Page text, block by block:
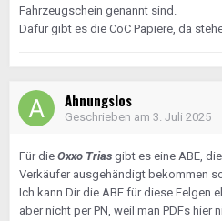
Fahrzeugschein genannt sind.
Dafür gibt es die CoC Papiere, da
Ahnungslos
Geschrieben am 3. Juli 2025
Für die Oxxo Trias gibt es eine ABE,
Verkäufer ausgehändigt bekommen
Ich kann Dir die ABE für diese Felgen
aber nicht per PN, weil man PDFs hier